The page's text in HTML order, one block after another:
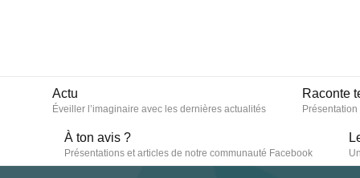
Actu
Éveiller l’imaginaire avec les dernières actualités
Raconte
À ton avis ?
Présentations et articles de notre communauté Facebook